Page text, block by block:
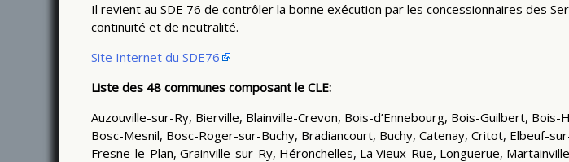
Il revient au SDE 76 de contrôler la bonne exécution par les concessionnaires des
continuité et de neutralité.
Site Internet du SDE76
Liste des 48 communes composant le CLE:
Auzouville-sur-Ry, Bierville, Blainville-Crevon, Bois-d’Ennebourg, Bois-Guilbert,
Bosc-Mesnil, Bosc-Roger-sur-Buchy, Bradiancourt, Buchy, Catenay, Critot, Elbeuf-
Fresne-le-Plan, Grainville-sur-Ry, Héronchelles, La Vieux-Rue, Longuerue,